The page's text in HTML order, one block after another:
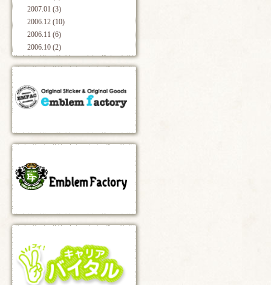
2007.01 (3)
2006.12 (10)
2006.11 (6)
2006.10 (2)